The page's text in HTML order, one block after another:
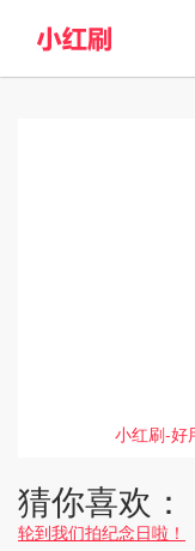
小红刷-好
猜你喜欢：
轮到我们拍纪念日啦！